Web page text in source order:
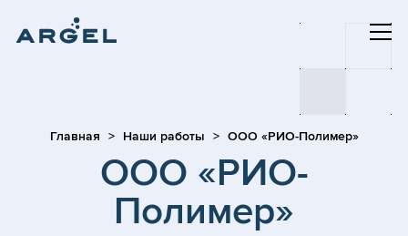
Главная Наши работы ООО «РИО-Полимер»
ООО «РИО-
Полимер»